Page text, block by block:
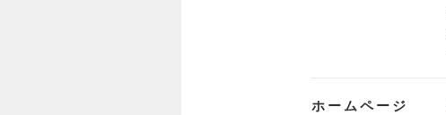
ホームページ